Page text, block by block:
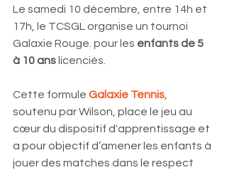
Le samedi 10 décembre, entre 14h et
17h, le TCSGL organise un tournoi
Galaxie Rouge. pour les enfants de 5
à 10 ans licenciés.
Cette formule Galaxie Tennis
soutenu par Wilson, place le jeu au
cœur du dispositif d'apprentissage et
a pour objectif d’amener les enfants à
jouer des matches dans le respect